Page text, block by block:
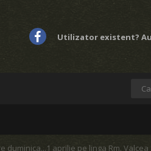
Utilizator existent?
duminica...1 aprilie pe linga Rm. Valcea